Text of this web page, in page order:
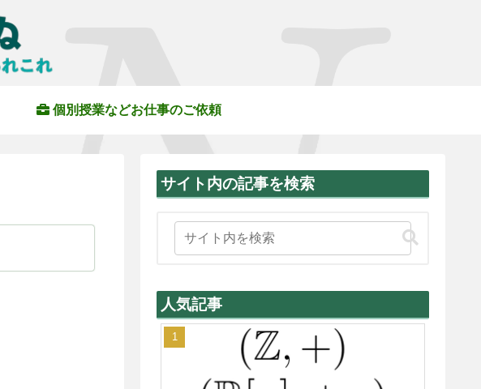
個別授業などお仕事のご依頼
サイト内の記事を検索
人気記事